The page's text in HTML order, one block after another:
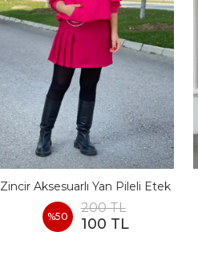
Zincir Aksesuarlı Yan Pileli Etek
%50
200 TL
100 TL